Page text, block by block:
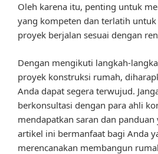
Oleh karena itu, penting untuk
yang kompeten dan terlatih
proyek berjalan sesuai dengan
Dengan mengikuti langkah-
proyek konstruksi rumah,
Anda dapat segera terwujud.
berkonsultasi dengan para ahli
mendapatkan saran dan panduan
artikel ini bermanfaat bagi Anda
merencanakan membangun